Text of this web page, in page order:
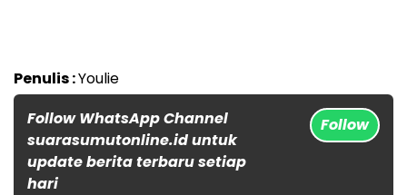
Penulis :Youlie
Follow WhatsApp Channel
suarasumutonline.id untuk
update berita terbaru setiap
hari
Follow